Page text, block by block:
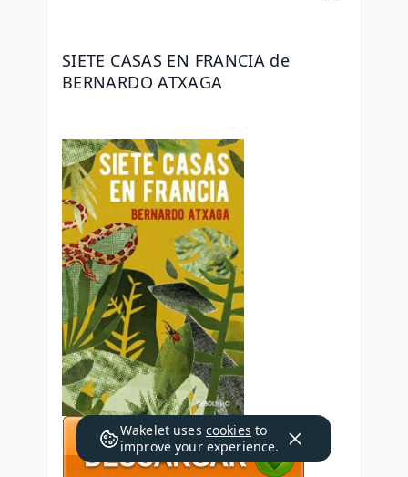
SIETE CASAS EN FRANCIA de
BERNARDO ATXAGA
Wakelet uses cookies to
improve your experience.